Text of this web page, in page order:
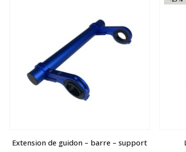
Extension de guidon – barre – support